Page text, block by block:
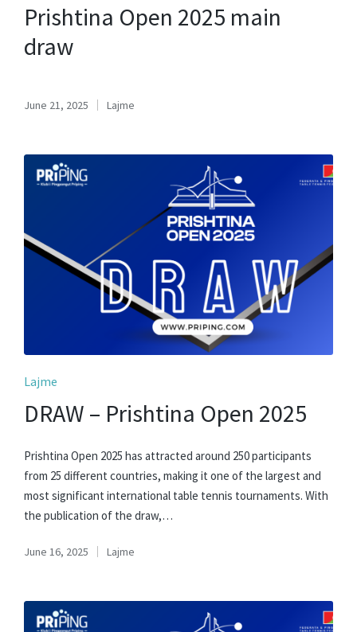
Prishtina Open 2025 main
draw
June 21, 2025
Posted
Lajme
Posted
Lajme
DRAW – Prishtina Open 2025
Prishtina Open 2025 has attracted around 250 participants
from 25 different countries, making it one of the largest and
most significant international table tennis tournaments. With
the publication of the draw,…
June 16, 2025
Posted
Lajme